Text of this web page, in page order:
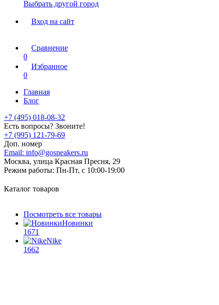
Выбрать другой город
Вход на сайт
Сравнение
0
Избранное
0
Главная
Блог
+7 (495) 018-08-32
Есть вопросы? Звоните!
+7 (995) 121-79-69
Доп. номер
Email: info@gosneakers.ru
Москва, улица Красная Пресня, 29
Режим работы: Пн-Пт, с 10:00-19:00
Каталог товаров
Посмотреть все товары
Новинки
1671
Nike
1662